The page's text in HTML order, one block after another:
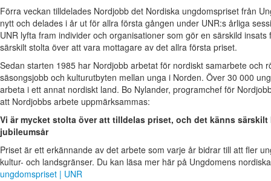
Förra veckan tilldelades Nordjobb det Nordiska ungdomspriset från
nytt och delades i år ut för allra första gången under UNR:s årliga
UNR lyfta fram individer och organisationer som gör en särskild
särskilt stolta över att vara mottagare av det allra första priset.
Sedan starten 1985 har Nordjobb arbetat för nordiskt samarbete och
säsongsjobb och kulturutbyten mellan unga i Norden. Över 30 000
arbeta i ett annat nordiskt land. Bo Nylander, programchef för
att Nordjobbs arbete uppmärksammas:
Vi är mycket stolta över att tilldelas priset, och det känns
jubileumsår
Priset är ett erkännande av det arbete som varje år bidrar till att fler
kultur- och landsgränser. Du kan läsa mer här på Ungdomens
ungdomspriset | UNR